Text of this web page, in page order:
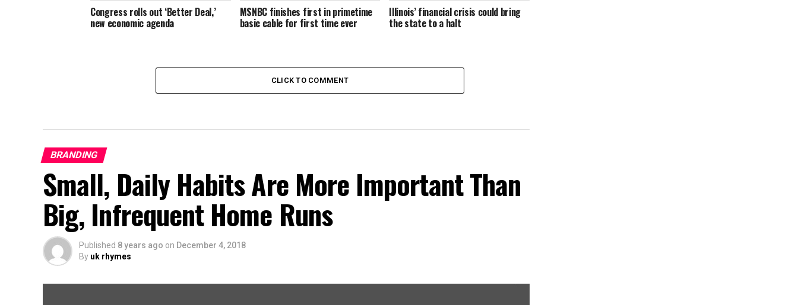
Congress rolls out ‘Better Deal,’
new economic agenda
MSNBC finishes first in primetime
basic cable for first time ever
Illinois’ financial crisis could bring
the state to a halt
CLICK TO COMMENT
BRANDING
Small, Daily Habits Are More Important Than
Big, Infrequent Home Runs
Published 8 years ago on December 4, 2018
By uk rhymes